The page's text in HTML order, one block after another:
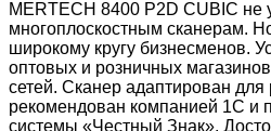
MERTECH 8400 P2D CUBIC не
многоплоскостным сканерам.
широкому кругу бизнесменов.
оптовых и розничных
сетей. Сканер адаптирован
рекомендован компанией 1С и
системы «Честный Знак».